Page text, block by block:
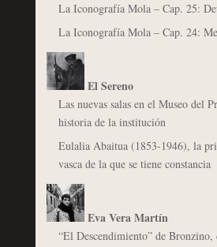
La Iconografía Mola – Cap. 25:
La Iconografía Mola – Cap. 24:
El Sereno
Las nuevas salas en el Museo del
historia de la institución
Eulalia Abaitua (1853-1946), la
vasca de la que se tiene constancia
Eva Vera Martín
“El Descendimiento” de Bronzino,